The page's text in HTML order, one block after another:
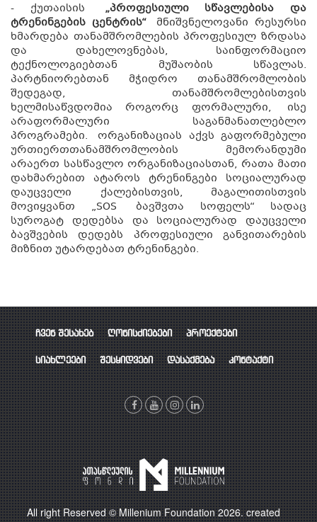
- ქუთაისის „პროფესიული სწავლებისა და
ტრენინგების ცენტრის“ მნიშვნელოვანი რესურსი
ხმარდება თანამშრომლების პროფესიულ ზრდასა
და დახელოვნებას, საინფორმაციო
ტექნოლოგიებთან მუშაობის სწავლას.
პარტნიორებთან მჭიდრო თანამშრომლობის
შედეგად, თანამშრომლებისთვის
ხელმისაწვდომია როგორც ფორმალური, ისე
არაფორმალური საგანმანათლებლო
პროგრამები. ორგანიზაციას აქვს გაფორმებული
ურთიერთთანამშრომლობის მემორანდუმი
არაერთ სასწავლო ორგანიზაციასთან, რათა მათი
დახმარებით ატაროს ტრენინგები სოციალურად
დაუცველი ქალებისთვის, მაგალითისთვის
მოვიყვანთ „SOS ბავშვთა სოფელს“ სადაც
სუროგატ დედებსა და სოციალურად დაუცველი
ბავშვების დედებს პროფესიული განვითარების
მიზნით უტარდებათ ტრენინგები.
ჩვენ შესახებ ღონისძიებები პროექტები
სიახლეები შესყიდვები დასაქმება კონტაქტი
All right Reserved © Millenium Foundation 2026. created